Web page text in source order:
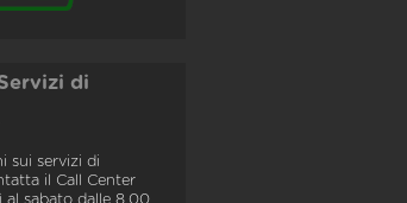
di
sui servizi di
il Call Center